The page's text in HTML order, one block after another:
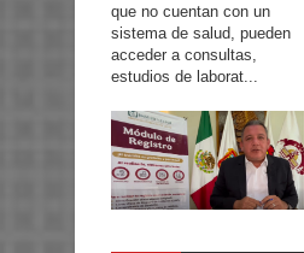
que no cuentan con un
sistema de salud, pueden
acceder a consultas,
estudios de laborat...